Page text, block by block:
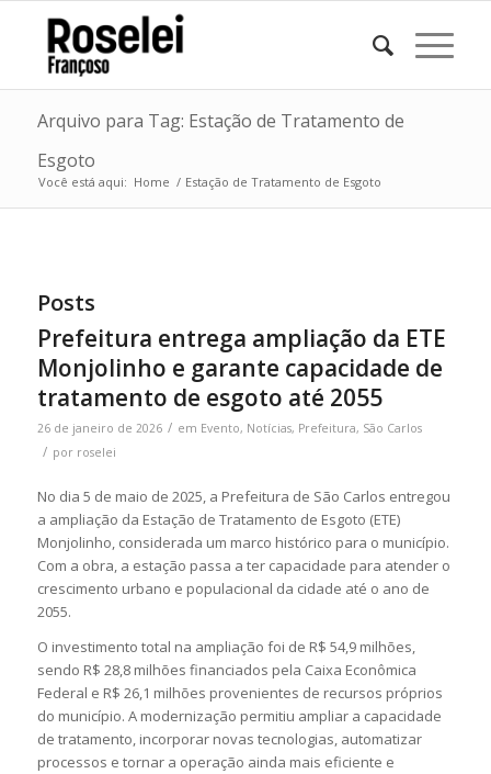
Arquivo para Tag: Estação de Tratamento de
Esgoto
Você está aqui: Home / Estação de Tratamento de Esgoto
Posts
Prefeitura entrega ampliação da ETE
Monjolinho e garante capacidade de
tratamento de esgoto até 2055
26 de janeiro de 2026 / em Evento, Notícias, Prefeitura, São Carlos
/ por roselei
No dia 5 de maio de 2025, a Prefeitura de São Carlos entregou
a ampliação da Estação de Tratamento de Esgoto (ETE)
Monjolinho, considerada um marco histórico para o município.
Com a obra, a estação passa a ter capacidade para atender o
crescimento urbano e populacional da cidade até o ano de
2055.
O investimento total na ampliação foi de R$ 54,9 milhões,
sendo R$ 28,8 milhões financiados pela Caixa Econômica
Federal e R$ 26,1 milhões provenientes de recursos próprios
do município. A modernização permitiu ampliar a capacidade
de tratamento, incorporar novas tecnologias, automatizar
processos e tornar a operação ainda mais eficiente e